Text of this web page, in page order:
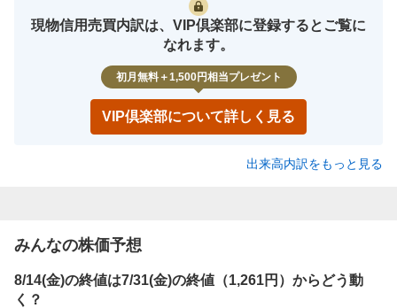
現物信用売買内訳は、VIP倶楽部に登録するとご覧に
なれます。
初月無料＋1,500円相当プレゼント
VIP倶楽部について詳しく見る
出来高内訳をもっと見る
みんなの株価予想
8/14(金)の終値は7/31(金)の終値（1,261円）からどう動
く？